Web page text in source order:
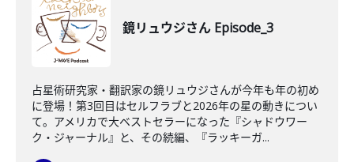
鏡リュウジさん Episode_3
占星術研究家・翻訳家の鏡リュウジさんが今年も年の初め
に登場！第3回目はセルフラブと2026年の星の動きについ
て。アメリカで大ベストセラーになった『シャドウワー
ク・ジャーナル』と、その続編、『ラッキーガ...